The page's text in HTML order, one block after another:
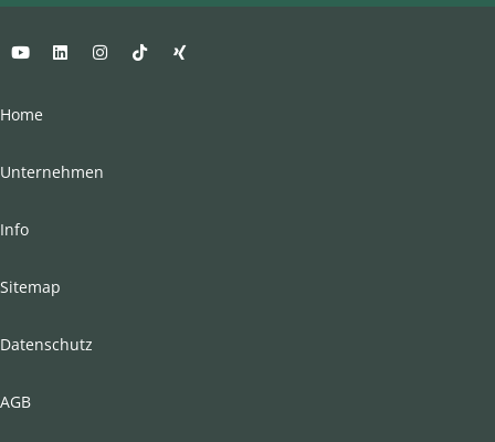
Home
Unternehmen
Info
Sitemap
Datenschutz
AGB